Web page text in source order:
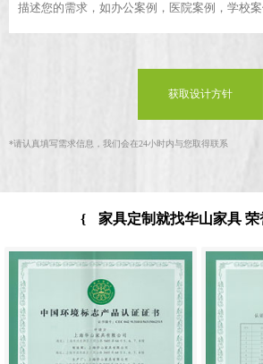
获取设计方针
*请认真填写需求信息，我们会在24小时内与您取得联系
{ 家具定制就找华山家具 荣